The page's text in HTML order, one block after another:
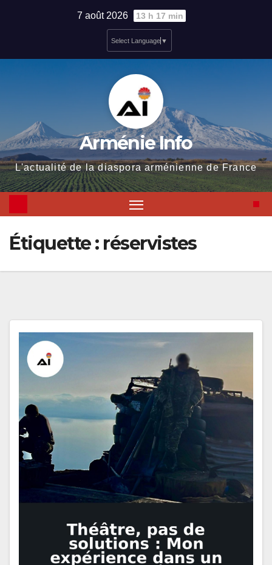
7 août 2026 13 h 17 min
Select Language ▼
Arménie Info
L'actualité de la diaspora arménienne de France
Étiquette : réservistes